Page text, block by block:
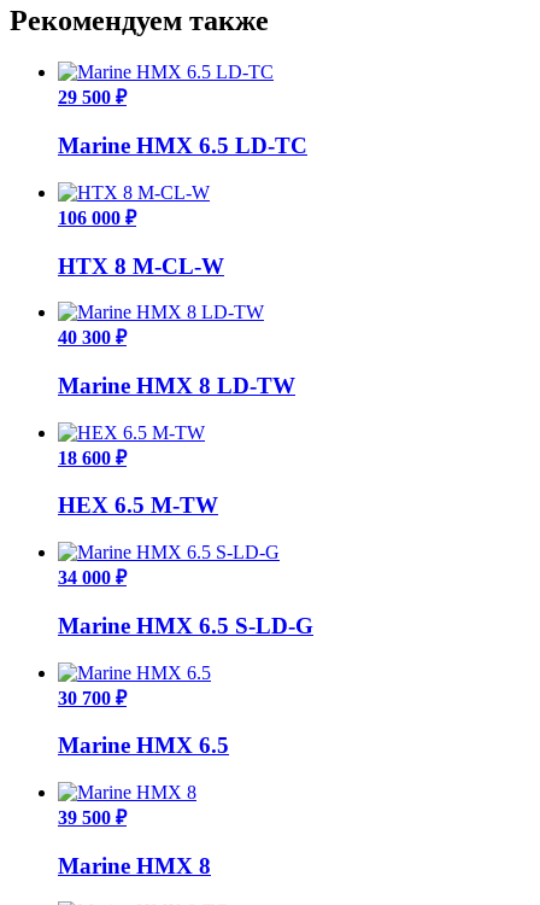
Рекомендуем также
29 500 ₽
Marine HMX 6.5 LD-TC
106 000 ₽
HTX 8 M-CL-W
40 300 ₽
Marine HMX 8 LD-TW
18 600 ₽
HEX 6.5 M-TW
34 000 ₽
Marine HMX 6.5 S-LD-G
30 700 ₽
Marine HMX 6.5
39 500 ₽
Marine HMX 8